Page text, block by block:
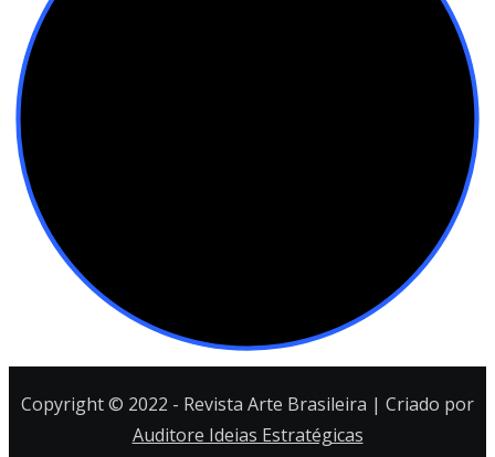
Copyright © 2022 - Revista Arte Brasileira | Criado por
Auditore Ideias Estratégicas